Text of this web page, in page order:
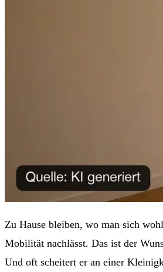
Zu Hause bleiben, wo man sich
Mobilität nachlässt. Das ist der
Und oft scheitert er an einer